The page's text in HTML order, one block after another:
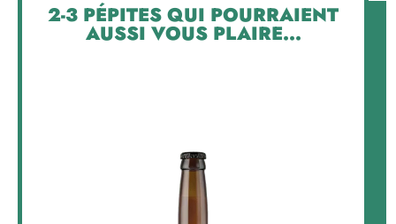
2-3 PÉPITES QUI POURRAIENT
AUSSI VOUS PLAIRE...